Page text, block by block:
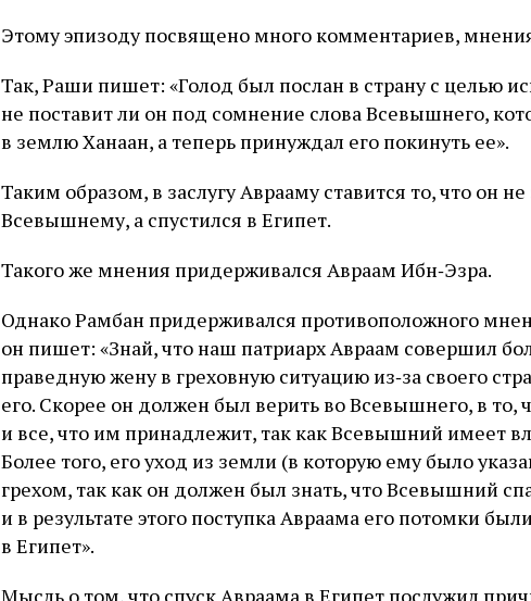
Этому эпизоду посвящено много комментариев,
Так, Раши пишет: «Голод был послан в страну с целью
не поставит ли он под сомнение слова Всевышнего,
в землю Ханаан, а теперь принуждал его покинуть ее».
Таким образом, в заслугу Аврааму ставится то, что он
Всевышнему, а спустился в Египет.
Такого же мнения придерживался Авраам Ибн‑Эзра.
Однако Рамбан придерживался противоположного
он пишет: «Знай, что наш патриарх Авраам совершил
праведную жену в греховную ситуацию из‑за своего
его. Скорее он должен был верить во Всевышнего, в то,
и все, что им принадлежит, так как Всевышний имеет
Более того, его уход из земли (в которую ему было
грехом, так как он должен был знать, что Всевышний
и в результате этого поступка Авраама его потомки
в Египет».